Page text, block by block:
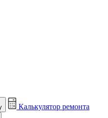
Калькулятор ремонта